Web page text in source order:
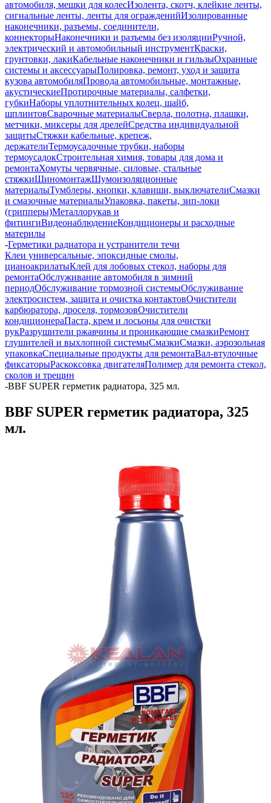
автомобиля, мешки для колесИзолента, скотч, клейкие ленты,
сигнальные ленты, ленты для огражденийИзолированные
наконечники, разъемы, соединители,
коннекторыНаконечники и разъемы без изоляцииРучной,
электрический и автомобильный инструментКраски,
грунтовки, лакиКабельные наконечники и гильзыОхранные
системы и аксессуарыПолировка, ремонт, уход и защита
кузова автомобиляПровода автомобильные, монтажные,
акустическиеПротирочные материалы, салфетки,
губкиНаборы уплотнительных колец, шайб,
шплинтовСварочные материалыСверла, полотна, плашки,
метчики, миксеры для дрелейСредства индивидуальной
защитыСтяжки кабельные, крепеж,
держателиТермоусадочные трубки, наборы
термоусадокСтроительная химия, товары для дома и
ремонтаХомуты червячные, силовые, стальные
стяжкиШиномонтажШумоизоляционные
материалыТумблеры, кнопки, клавиши, выключателиСмазки
и смазочные материалыУпаковка, пакеты, зип-локи
(грипперы)Металлорукав и
фитингиВидеонаблюдениеКондиционеры и расходные
материлы
-Герметики радиатора и устранители течи
Клеи универсальные, эпоксидные смолы,
цианоакрилатыКлей для лобовых стекол, наборы для
ремонтаОбслуживание автомобиля в зимний
периодОбслуживание тормозной системыОбслуживание
электросистем, защита и очистка контактовОчистители
карбюратора, дроселя, тормозовОчистители
кондиционераПаста, крем и лосьоны для очистки
рукРазрушители ржавчины и проникающие смазкиРемонт
глушителей и выхлопной системыСмазкиСмазки, аэрозольная
упаковкаСпециальные продукты для ремонтаВал-втулочные
фиксаторыРаскоксовка двигателяПолимер для ремонта стекол,
сколов и трещин
-BBF SUPER герметик радиатора, 325 мл.
BBF SUPER герметик радиатора, 325
мл.